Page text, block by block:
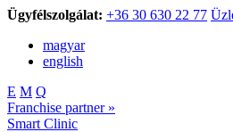
Ügyfélszolgálat: +36 30 630 22 77
magyar
english
E M Q
Franchise partner »
Smart Clinic